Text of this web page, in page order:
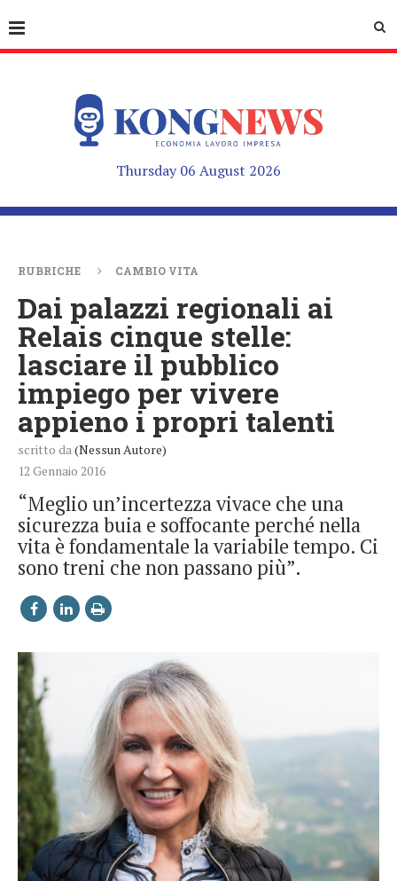
Thursday 06 August 2026
RUBRICHE CAMBIO VITA
Dai palazzi regionali ai
Relais cinque stelle:
lasciare il pubblico
impiego per vivere
appieno i propri talenti
scritto da (Nessun Autore)
12 Gennaio 2016
“Meglio un’incertezza vivace che una
sicurezza buia e soffocante perché nella
vita è fondamentale la variabile tempo. Ci
sono treni che non passano più”.